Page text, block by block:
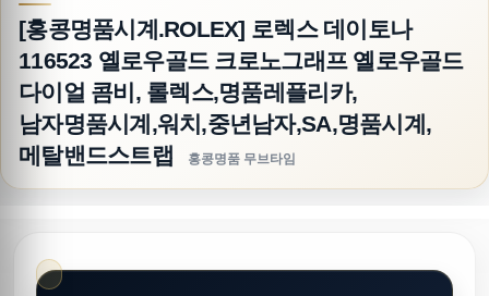
[홍콩명품시계.ROLEX] 로렉스 데이토나
116523 옐로우골드 크로노그래프 옐로우골드
다이얼 콤비, 롤렉스,명품레플리카,
남자명품시계,워치,중년남자,SA,명품시계,
메탈밴드스트랩
홍콩명품 무브타임